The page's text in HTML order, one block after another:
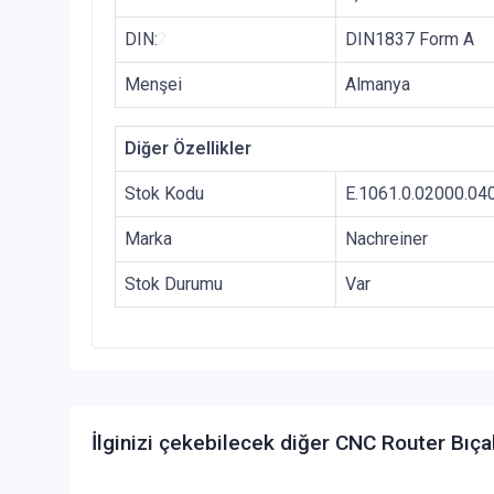
DIN: DIN1837 Form A
Menşei Almanya
Diğer Özellikler
Stok Kodu
Marka Nachreiner
Stok Durumu Var
İlginizi çekebilecek diğer CNC Router